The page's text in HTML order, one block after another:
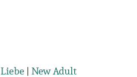
Liebe | New Adult